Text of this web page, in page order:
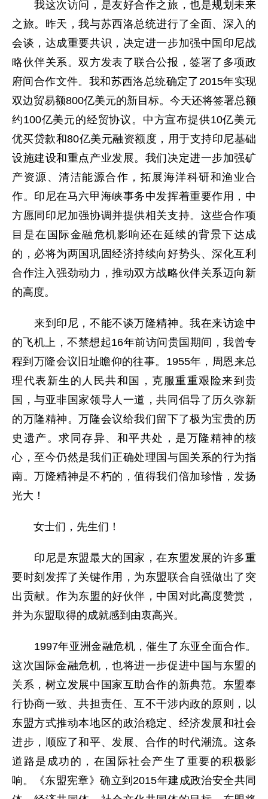
我这次访问，是友好合作之旅，也是规划未来
之旅。昨天，我与苏西洛总统进行了全面、深入的
会谈，达成重要共识，决定进一步加强中国印尼战
略伙伴关系。双方发表了联合公报，签署了多项政
府间合作文件。我和苏西洛总统确定了2015年实现
双边贸易额800亿美元的新目标。今天还将签署总额
约100亿美元的经贸协议。中方宣布提供10亿美元
优买贷款和80亿美元融资额度，用于支持印尼基础
设施建设和重点产业发展。我们决定进一步加强矿
产资源、清洁能源合作，拓展海洋科研和渔业合
作。印尼在马六甲海峡事务中发挥着重要作用，中
方愿同印尼加强协调并提供相关支持。这些合作项
目是在国际金融危机影响还在延续的背景下达成
的，必将为两国巩固经济持续向好势头、深化互利
合作注入强劲动力，推动双方战略伙伴关系迈向新
的高度。
来到印尼，不能不谈万隆精神。我在来访途中
的飞机上，不禁想起16年前访问贵国期间，我曾专
程到万隆会议旧址瞻仰的往事。1955年，周恩来总
理代表新生的人民共和国，克服重重艰险来到贵
国，与亚非国家领导人一道，共同倡导了历久弥新
的万隆精神。万隆会议给我们留下了极为宝贵的历
史遗产。求同存异、和平共处，是万隆精神的核
心，至今仍然是我们正确处理国与国关系的行为指
南。万隆精神是不朽的，值得我们倍加珍惜，发扬
光大！
女士们，先生们！
印尼是东盟最大的国家，在东盟发展的许多重
要时刻发挥了关键作用，为东盟联合自强做出了突
出贡献。作为东盟的好伙伴，中国对此高度赞赏，
并为东盟取得的成就感到由衷高兴。
1997年亚洲金融危机，催生了东亚全面合作。
这次国际金融危机，也将进一步促进中国与东盟的
关系，树立发展中国家互助合作的新典范。东盟奉
行协商一致、共担责任、互不干涉内政的原则，以
东盟方式推动本地区的政治稳定、经济发展和社会
进步，顺应了和平、发展、合作的时代潮流。这条
道路是成功的，在国际社会产生了重要的积极影
响。《东盟宪章》确立到2015年建成政治安全共同